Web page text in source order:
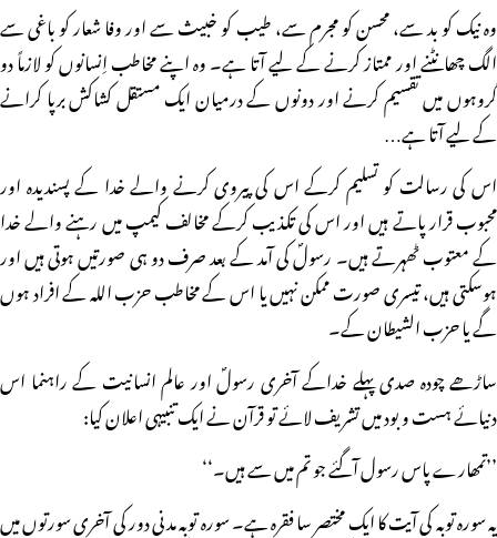
وہ نیک کو بد سے، محسن کو مجرم سے، طیب کو خبیث سے اور وفا شعار کو باغی سے
الگ چھانٹنے اور ممتاز کرنے کے لیے آتا ہے۔ وہ اپنے مخاطب اِنسانوں کو لازماً دو
گروہوں میں تقسیم کرنے اور دونوں کے درمیان ایک مستقل کشاکش برپا کرانے
کے لیے آتا ہے…
اس کی رسالت کو تسلیم کرکے اس کی پیروی کرنے والے خدا کے پسندیدہ اور
محبوب قرار پاتے ہیں اور اس کی تکذیب کرکے مخالف کیمپ میں رہنے والے خدا
کے معتوب ٹھہرتے ہیں۔ رسولؐ کی آمد کے بعد صرف دو ہی صورتیں ہوتی ہیں اور
ہوسکتی ہیں، تیسری صورت ممکن نہیں یا اس کے مخاطب حزب اللہ کے افراد ہوں
گے یا حزب الشیطان کے۔
ساڑھے چودہ صدی پہلے خداکے آخری رسولؐ اور عالم انسانیت کے راہنما اس
دنیائے ہست و بود میں تشریف لائے تو قرآن نے ایک تنبیہی اعلان کیا:
’’تمھارے پاس رسول آگئے جو تم میں سے ہیں۔‘‘
یہ سورہ توبہ کی آیت کا ایک مختصر سا فقرہ ہے۔ سورہ توبہ مدنی دور کی آخری سورتوں میں